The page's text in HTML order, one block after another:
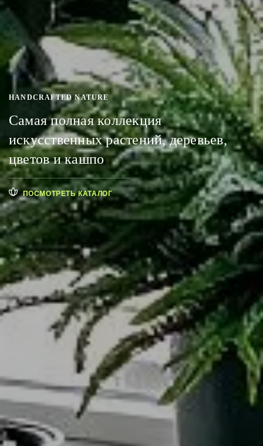
HANDCRAFTED NATURE
Самая полная коллекция
искусственных растений, деревьев,
цветов и кашпо
ПОСМОТРЕТЬ КАТАЛОГ